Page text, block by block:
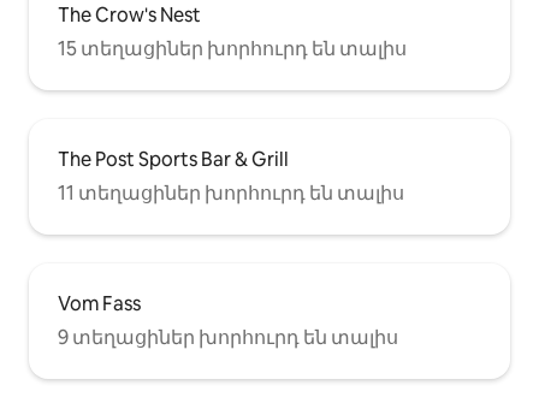
The Crow's Nest
15 տեղացիներ խորհուրդ են տալիս
The Post Sports Bar & Grill
11 տեղացիներ խորհուրդ են տալիս
Vom Fass
9 տեղացիներ խորհուրդ են տալիս